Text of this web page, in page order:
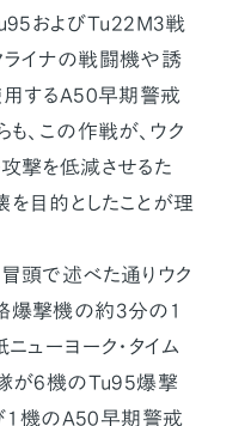
およびTu22M3戦
ライナの戦闘機や誘
用するA50早期警戒
、この作戦が、ウク
撃を低減させるた
目的としたことが理
頭で述べた通りウク
爆撃機の約3分の1
ューヨーク・タイム
が6機のTu95爆撃
1機のA50早期警戒